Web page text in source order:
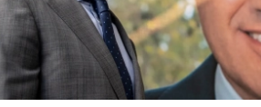
MUNICIPIOS